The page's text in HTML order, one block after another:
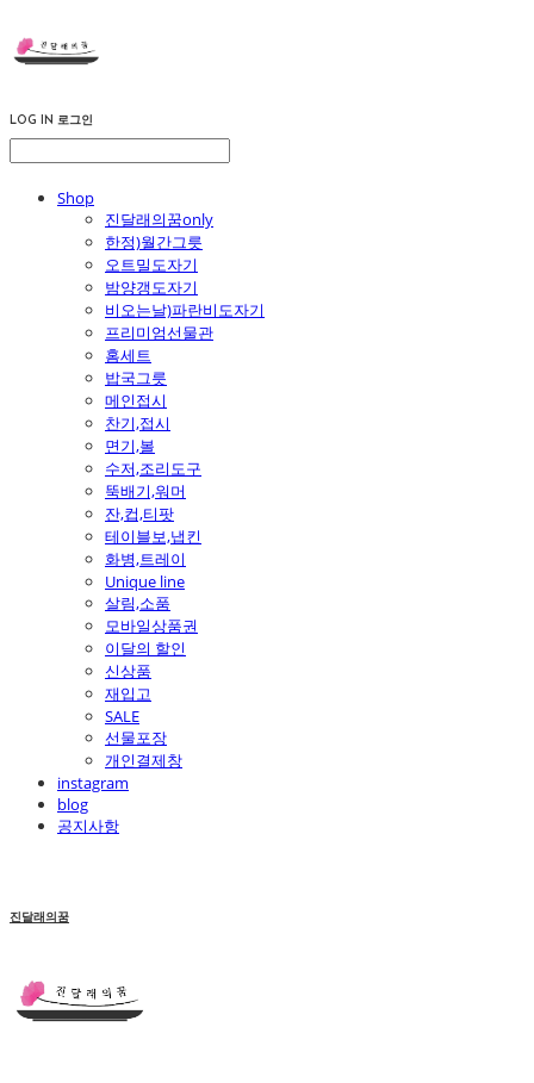
LOG IN 로그인
Shop
진달래의꿈only
한정)월간그릇
오트밀도자기
밤양갱도자기
비오는날)파란비도자기
프리미엄선물관
홈세트
밥국그릇
메인접시
찬기,접시
면기,볼
수저,조리도구
뚝배기,워머
잔,컵,티팟
테이블보,냅킨
화병,트레이
Unique line
살림,소품
모바일상품권
이달의 할인
신상품
재입고
SALE
선물포장
개인결제창
instagram
blog
공지사항
진달래의꿈